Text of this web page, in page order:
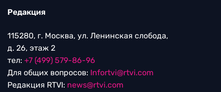
Редакция
115280, г. Москва, ул. Ленинская слобода,
д. 26, этаж 2
тел: +7 (499) 579-86-96
Для общих вопросов: Infortvi@rtvi.com
Редакция RTVI: news@rtvi.com